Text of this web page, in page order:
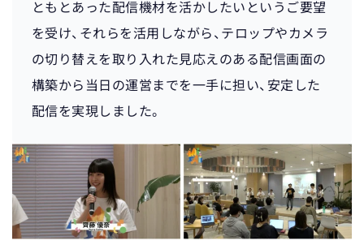
ともとあった配信機材を活かしたいというご要望
を受け、それらを活用しながら、テロップやカメラ
の切り替えを取り入れた見応えのある配信画面の
構築から当日の運営までを一手に担い、安定した
配信を実現しました。